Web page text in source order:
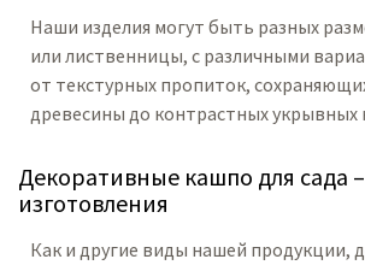
Наши изделия могут быть разных
или лиственницы, с различными
от текстурных пропиток,
древесины до контрастных укрывных
Декоративные кашпо для сада
изготовления
Как и другие виды нашей продукции,